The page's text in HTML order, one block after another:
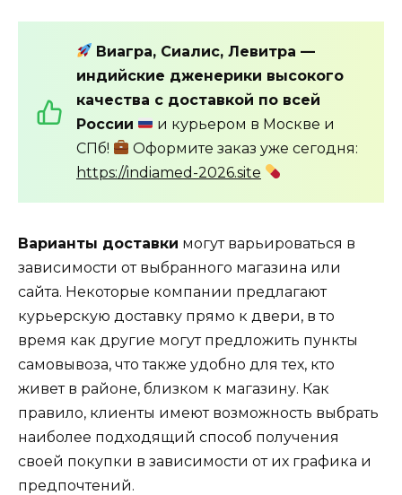
Виагра, Сиалис, Левитра —
индийские дженерики высокого
качества с доставкой по всей
России
и курьером в Москве и
СПб!
Оформите заказ уже сегодня:
https://indiamed-2026.site
Варианты доставки могут варьироваться в
зависимости от выбранного магазина или
сайта. Некоторые компании предлагают
курьерскую доставку прямо к двери, в то
время как другие могут предложить пункты
самовывоза, что также удобно для тех, кто
живет в районе, близком к магазину. Как
правило, клиенты имеют возможность выбрать
наиболее подходящий способ получения
своей покупки в зависимости от их графика и
предпочтений.